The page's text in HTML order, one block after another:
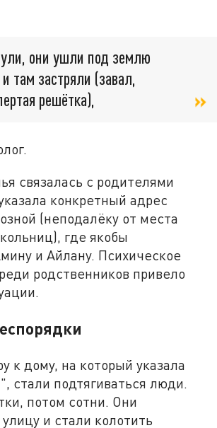
они ушли под землю
и там застряли (завал,
решётка),
связалась с родителями
конкретный адрес
(неподалёку от места
где якобы
и Айлану. Психическое
родственников привело
к дому, на который указала
стали подтягиваться люди.
потом сотни. Они
и стали колотить